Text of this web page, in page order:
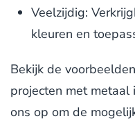
Veelzijdig:
kleuren en
Bekijk de
projecten met metaal
ons op om de